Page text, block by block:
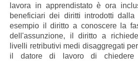
lavora in apprendistato è ora
beneficiari dei diritti introdotti
esempio il diritto a conoscere la
dell'assunzione, il diritto a
livelli retributivi medi disaggregati
il datore di lavoro di chiedere